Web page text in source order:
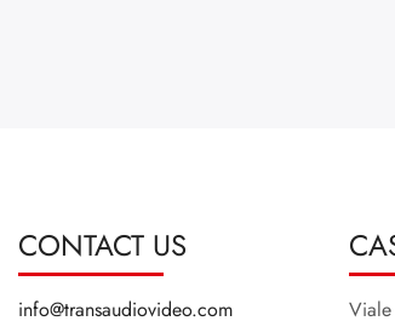
CONTACT US
info@transaudiovideo.com Viale